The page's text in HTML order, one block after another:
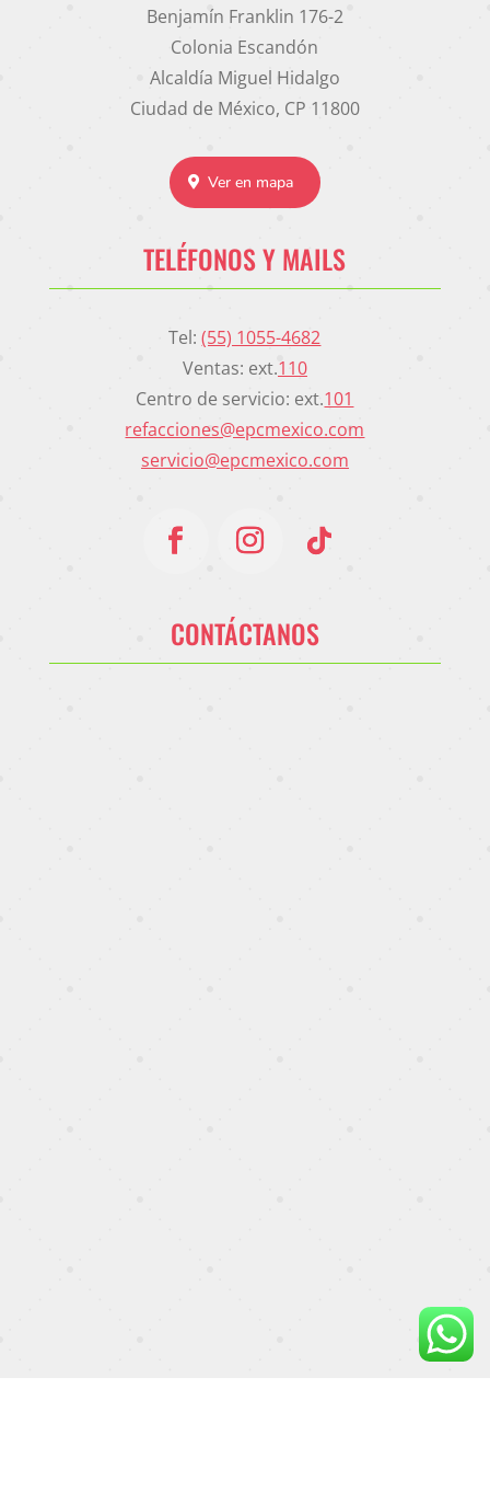
Benjamín Franklin 176-2
Colonia Escandón
Alcaldía Miguel Hidalgo
Ciudad de México, CP 11800
Ver en mapa
TELÉFONOS Y MAILS
Tel:(55) 1055-4682
Ventas: ext.110
Centro de servicio: ext.101
refacciones@epcmexico.com
servicio@epcmexico.com
CONTÁCTANOS